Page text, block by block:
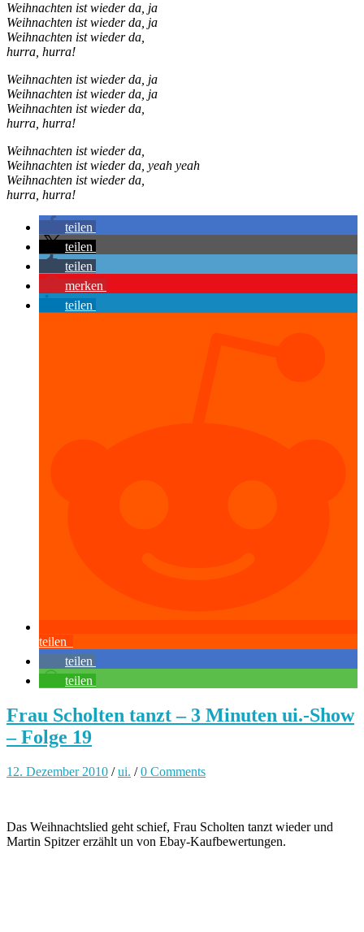
Weihnachten ist wieder da, ja
Weihnachten ist wieder da, ja
Weihnachten ist wieder da,
hurra, hurra!
Weihnachten ist wieder da, ja
Weihnachten ist wieder da, ja
Weihnachten ist wieder da,
hurra, hurra!
Weihnachten ist wieder da,
Weihnachten ist wieder da, yeah yeah
Weihnachten ist wieder da,
hurra, hurra!
teilen
teilen
teilen
merken
teilen
teilen
teilen
teilen
Frau Scholten tanzt – 3 Minuten ui.-Show
– Folge 19
12. Dezember 2010 /ui. /0 Comments
Das Weihnachtslied geht schief, Frau Scholten tanzt wieder und
Martin Spitzer erzählt un von Ebay-Kaufbewertungen.